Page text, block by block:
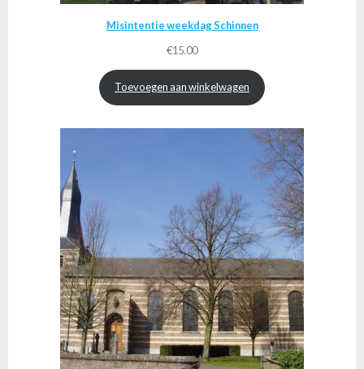
Misintentie weekdag Schinnen
€15.00
Toevoegen aan winkelwagen